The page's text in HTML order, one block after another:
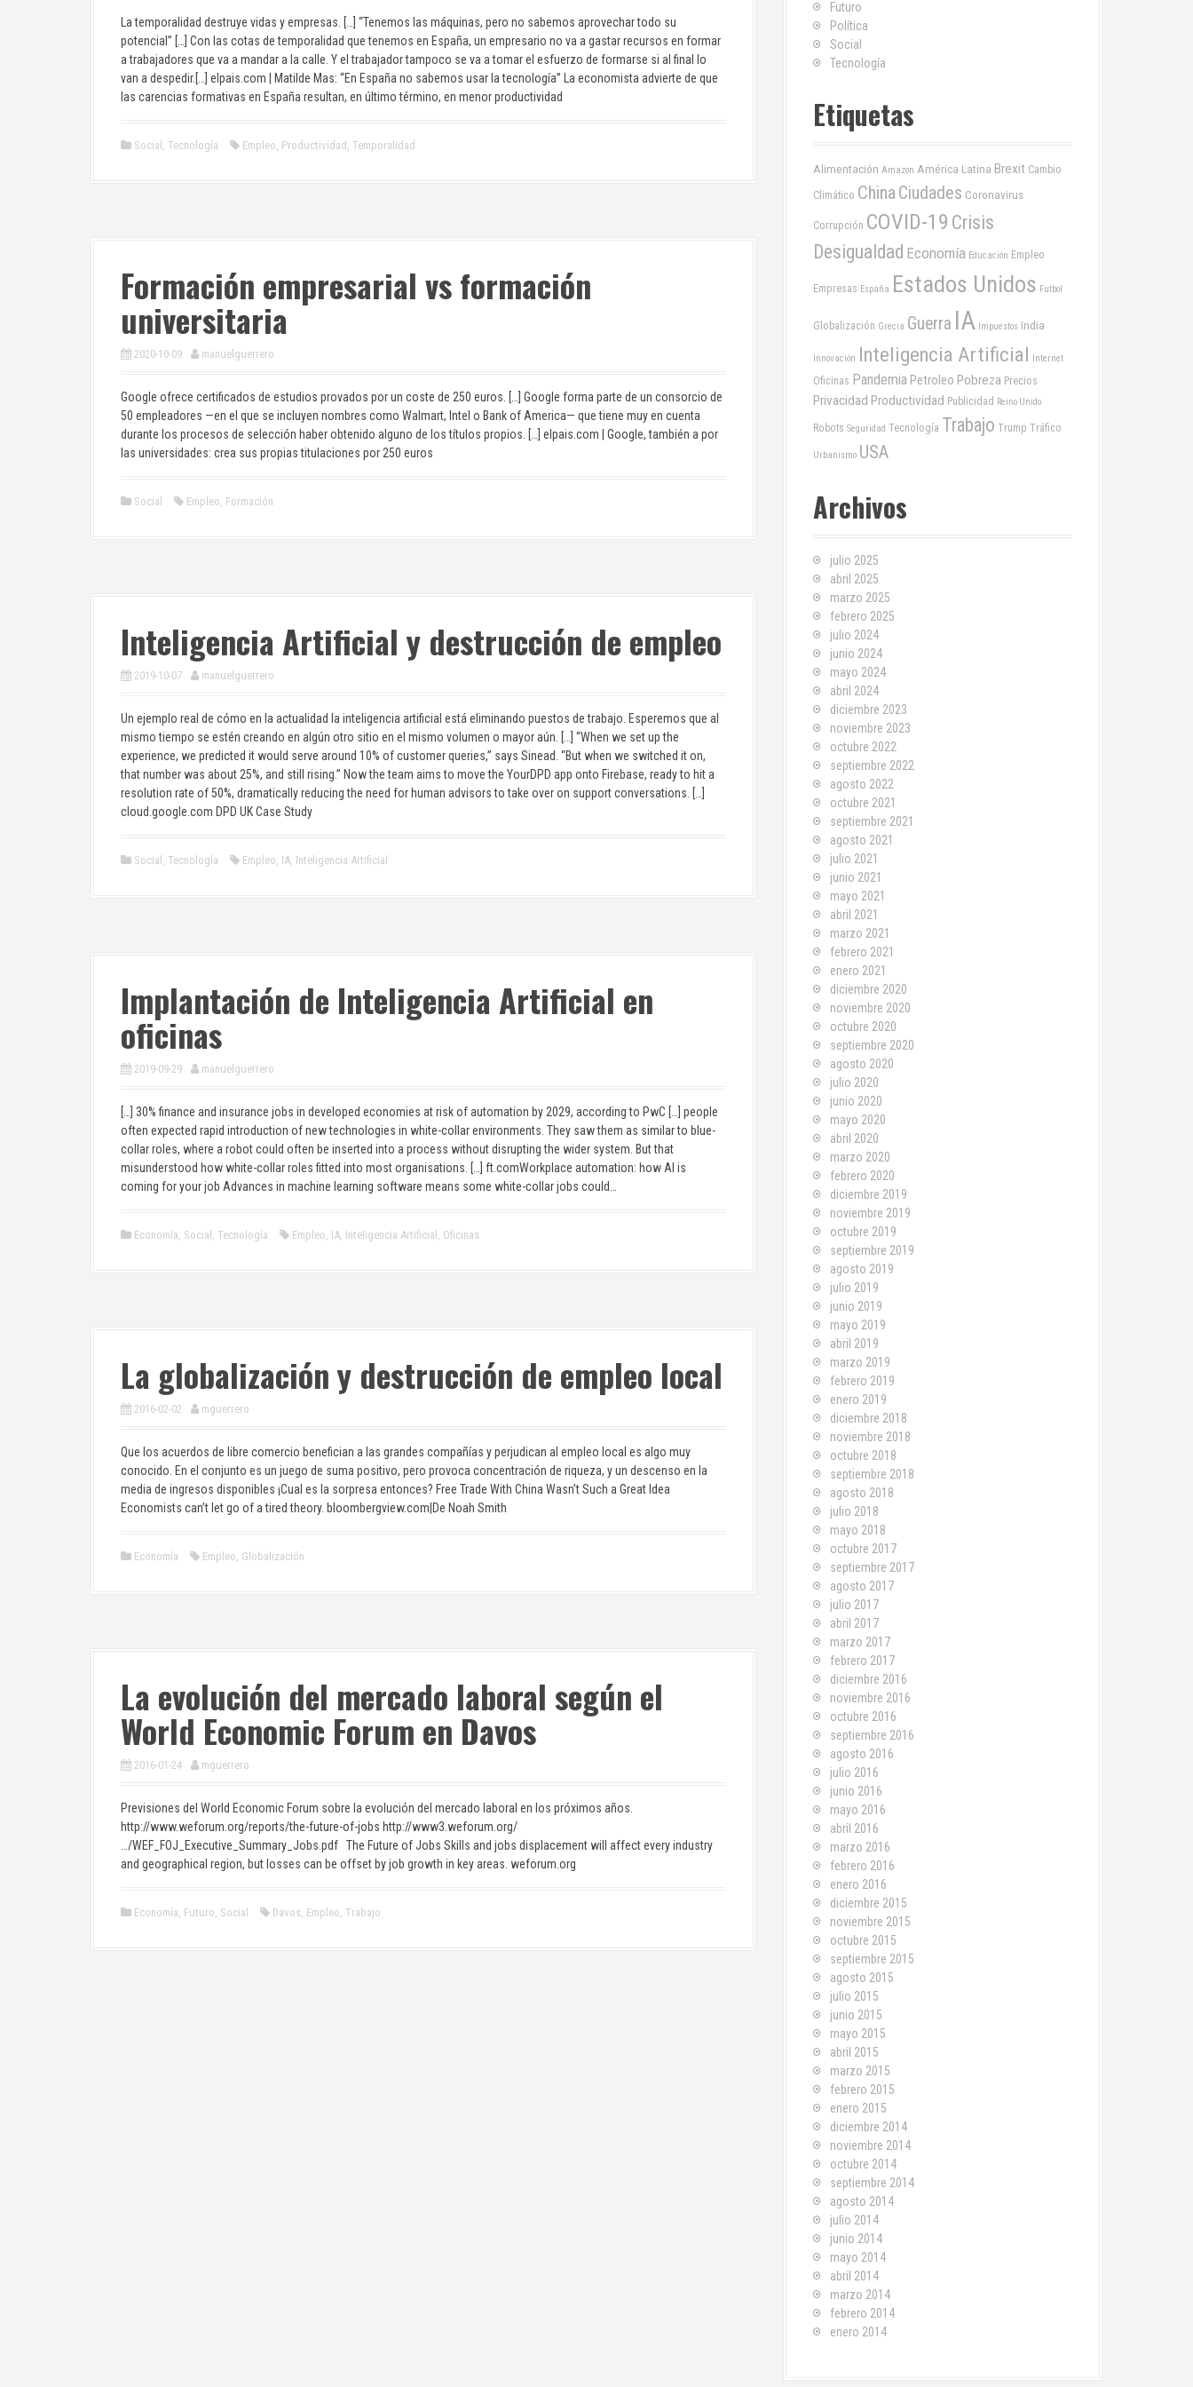
La temporalidad destruye vidas y empresas. […] “Tenemos las máquinas, pero no sabemos aprovechar todo su
potencial” […] Con las cotas de temporalidad que tenemos en España, un empresario no va a gastar recursos en formar
a trabajadores que va a mandar a la calle. Y el trabajador tampoco se va a tomar el esfuerzo de formarse si al final lo
van a despedir.[…] elpais.com | Matilde Mas: “En España no sabemos usar la tecnología” La economista advierte de que
las carencias formativas en España resultan, en último término, en menor productividad
Social , Tecnología Empleo, Productividad , Temporalidad
Formación empresarial vs formación
universitaria
2020-10-09 manuelguerrero
Google ofrece certificados de estudios provados por un coste de 250 euros. […] Google forma parte de un consorcio de
50 empleadores —en el que se incluyen nombres como Walmart, Intel o Bank of America— que tiene muy en cuenta
durante los procesos de selección haber obtenido alguno de los títulos propios. […] elpais.com | Google, también a por
las universidades: crea sus propias titulaciones por 250 euros
Social Empleo, Formación
Inteligencia Artificial y destrucción de empleo
2019-10-07 manuelguerrero
Un ejemplo real de cómo en la actualidad la inteligencia artificial está eliminando puestos de trabajo. Esperemos que al
mismo tiempo se estén creando en algún otro sitio en el mismo volumen o mayor aún. […] “When we set up the
experience, we predicted it would serve around 10% of customer queries,” says Sinead. “But when we switched it on,
that number was about 25%, and still rising.” Now the team aims to move the YourDPD app onto Firebase, ready to hit a
resolution rate of 50%, dramatically reducing the need for human advisors to take over on support conversations. […]
cloud.google.com DPD UK Case Study
Social , Tecnología Empleo, IA, Inteligencia Artificial
Implantación de Inteligencia Artificial en
oficinas
2019-09-29 manuelguerrero
[…] 30% finance and insurance jobs in developed economies at risk of automation by 2029, according to PwC […] people
often expected rapid introduction of new technologies in white-collar environments. They saw them as similar to blue-
collar roles, where a robot could often be inserted into a process without disrupting the wider system. But that
misunderstood how white-collar roles fitted into most organisations. […] ft.comWorkplace automation: how AI is
coming for your job Advances in machine learning software means some white-collar jobs could…
Economía, Social , Tecnología Empleo, IA, Inteligencia Artificial , Oficinas
La globalización y destrucción de empleo local
2016-02-02 mguerrero
Que los acuerdos de libre comercio benefician a las grandes compañías y perjudican al empleo local es algo muy
conocido. En el conjunto es un juego de suma positivo, pero provoca concentración de riqueza, y un descenso en la
media de ingresos disponibles ¡Cual es la sorpresa entonces? Free Trade With China Wasn’t Such a Great Idea
Economists can’t let go of a tired theory. bloombergview.com|De Noah Smith
Economía Empleo, Globalización
La evolución del mercado laboral según el
World Economic Forum en Davos
2016-01-24 mguerrero
Previsiones del World Economic Forum sobre la evolución del mercado laboral en los próximos años.
http://www.weforum.org/reports/the-future-of-jobs http://www3.weforum.org/
…/WEF_FOJ_Executive_Summary_Jobs.pdf The Future of Jobs Skills and jobs displacement will affect every industry
and geographical region, but losses can be offset by job growth in key areas. weforum.org
Economía, Futuro, Social Davos, Empleo, Trabajo
Futuro
Política
Social
Tecnología
Etiquetas
Alimentación Amazon América Latina Brexit Cambio
Climático China Ciudades Coronavirus
Corrupción COVID-19 Crisis
Desigualdad Economía Educación Empleo
Empresas España Estados Unidos Futbol
Globalización Grecia Guerra IA Impuestos India
Innovación Inteligencia Artificial Internet
Oficinas Pandemia Petroleo Pobreza Precios
Privacidad Productividad Publicidad Reino Unido
Robots Seguridad Tecnología Trabajo Trump Tráfico
Urbanismo USA
Archivos
julio 2025
abril 2025
marzo 2025
febrero 2025
julio 2024
junio 2024
mayo 2024
abril 2024
diciembre 2023
noviembre 2023
octubre 2022
septiembre 2022
agosto 2022
octubre 2021
septiembre 2021
agosto 2021
julio 2021
junio 2021
mayo 2021
abril 2021
marzo 2021
febrero 2021
enero 2021
diciembre 2020
noviembre 2020
octubre 2020
septiembre 2020
agosto 2020
julio 2020
junio 2020
mayo 2020
abril 2020
marzo 2020
febrero 2020
diciembre 2019
noviembre 2019
octubre 2019
septiembre 2019
agosto 2019
julio 2019
junio 2019
mayo 2019
abril 2019
marzo 2019
febrero 2019
enero 2019
diciembre 2018
noviembre 2018
octubre 2018
septiembre 2018
agosto 2018
julio 2018
mayo 2018
octubre 2017
septiembre 2017
agosto 2017
julio 2017
abril 2017
marzo 2017
febrero 2017
diciembre 2016
noviembre 2016
octubre 2016
septiembre 2016
agosto 2016
julio 2016
junio 2016
mayo 2016
abril 2016
marzo 2016
febrero 2016
enero 2016
diciembre 2015
noviembre 2015
octubre 2015
septiembre 2015
agosto 2015
julio 2015
junio 2015
mayo 2015
abril 2015
marzo 2015
febrero 2015
enero 2015
diciembre 2014
noviembre 2014
octubre 2014
septiembre 2014
agosto 2014
julio 2014
junio 2014
mayo 2014
abril 2014
marzo 2014
febrero 2014
enero 2014